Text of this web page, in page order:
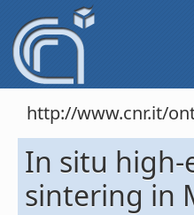
http://www.cnr.it/
In situ high-
sintering in